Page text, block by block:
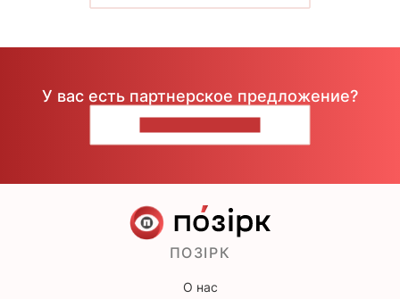
У вас есть партнерское предложение?
ПОЗІРК
О нас